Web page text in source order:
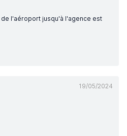
l'aéroport jusqu'à l'agence est
19/05/2024